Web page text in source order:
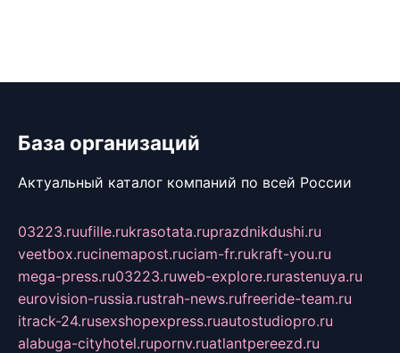
База организаций
Актуальный каталог компаний по всей России
03223.ruufille.rukrasotata.ruprazdnikdushi.ru
veetbox.rucinemapost.ruciam-fr.rukraft-you.ru
mega-press.ru03223.ruweb-explore.rurastenuya.ru
eurovision-russia.rustrah-news.rufreeride-team.ru
itrack-24.rusexshopexpress.ruautostudiopro.ru
alabuga-cityhotel.rupornv.ruatlantpereezd.ru